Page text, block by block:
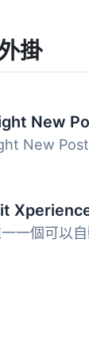
掛
New